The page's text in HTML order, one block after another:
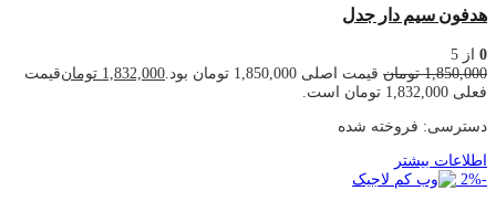
هدفون سیم دار جدل
0 از 5
1,850,000 تومان قیمت اصلی 1,850,000 تومان بود. 1,832,000 تومانقیمت
فعلی 1,832,000 تومان است.
دسترسی: فروخته شده
اطلاعات بیشتر
-
2%